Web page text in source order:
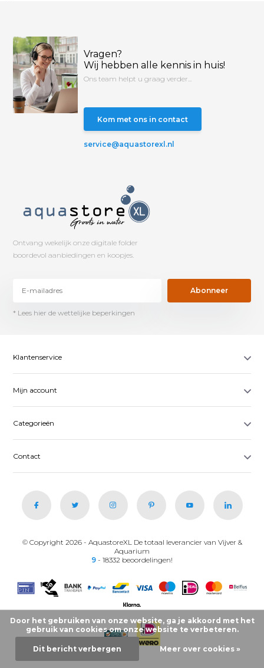
Vragen?
Wij hebben alle kennis in huis!
Ons team helpt u graag verder...
Kom met ons in contact
service@aquastorexl.nl
Ontvang wekelijk onze digitale folder
boordevol aanbiedingen en koopjes.
Abonneer
* Lees hier de wettelijke beperkingen
Klantenservice
Mijn account
Categorieën
Contact
© Copyright 2026 - AquastoreXL De totaal leverancier van Vijver &
Aquarium
9 - 18332 beoordelingen!
Door het gebruiken van onze website, ga je akkoord met het
gebruik van cookies om onze website te verbeteren.
Dit bericht verbergen Meer over cookies »